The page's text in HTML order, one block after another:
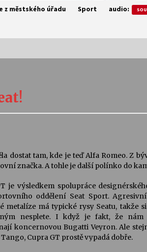
z městského úřadu Sport audio:
17. 7. 2026
Varhanní recitál
Klášteře Želiv
3. 7. 2026
dostat tam, kde je teď Alfa Romeo. Z
značka. A tohle je další polínko do
je výsledkem spolupráce
oddělení Seat Sport.
metalíze má typické rysy Seatu, takže
nesplete. I když je fakt, že
koncernovou Bugatti Veyron. Ale
Cupra GT prostě vypadá dobře.